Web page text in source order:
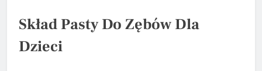
Skład Pasty Do Zębów Dla
Dzieci